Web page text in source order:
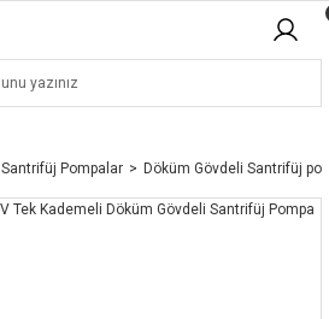
Santrifüj Pompalar Döküm Gövdeli Santrifüj